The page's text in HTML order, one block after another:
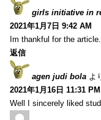
girls initiative in
2021年1月7日 9:42 AM
Im thankful for the
返信
agen judi bola よ
2021年1月16日 11:31 PM
Well I sincerely liked